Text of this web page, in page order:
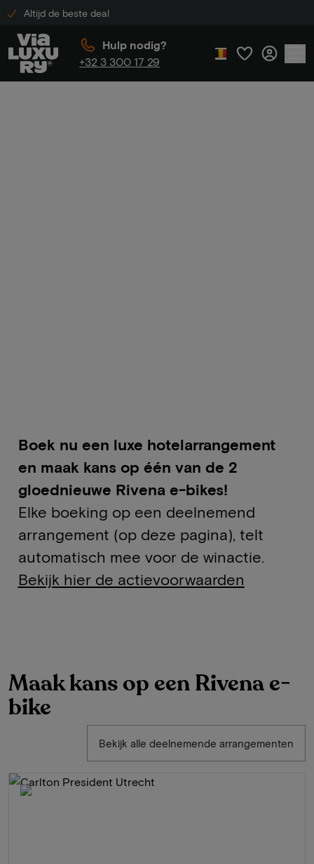
Altijd de beste deal
Hulp nodig?
+32 3 300 17 29
Boek nu een luxe hotelarrangement
en maak kans op één van de 2
gloednieuwe Rivena e-bikes!
Elke boeking op een deelnemend
arrangement (op deze pagina), telt
automatisch mee voor de winactie.
Bekijk hier de actievoorwaarden
Maak kans op een Rivena e-
bike
Bekijk alle deelnemende arrangementen